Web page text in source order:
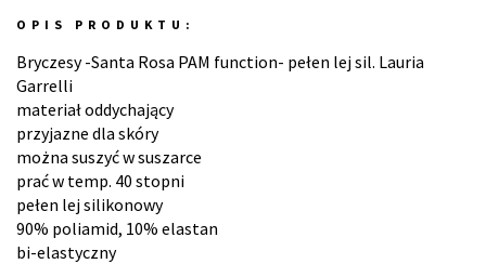
OPIS PRODUKTU:
Bryczesy -Santa Rosa PAM function- pełen lej sil. Lauria
Garrelli
materiał oddychający
przyjazne dla skóry
można suszyć w suszarce
prać w temp. 40 stopni
pełen lej silikonowy
90% poliamid, 10% elastan
bi-elastyczny